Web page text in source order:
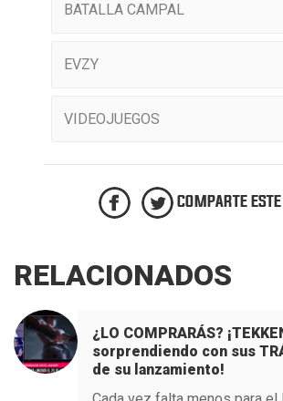
BATALLA CAMPAL
EVZY
VIDEOJUEGOS
COMPARTE
RELACIONADOS
¿LO COMPRARÁS?
sorprendiendo con sus
de su lanzamiento!